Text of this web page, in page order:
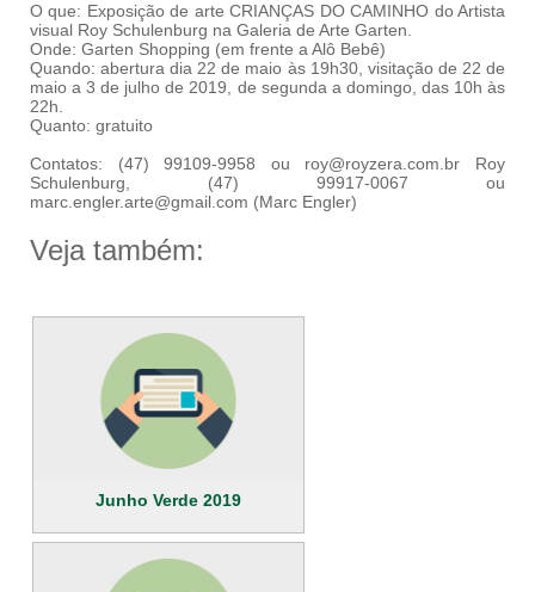
O que: Exposição de arte CRIANÇAS DO CAMINHO do Artista
visual Roy Schulenburg na Galeria de Arte Garten.
Onde: Garten Shopping (em frente a Alô Bebê)
Quando: abertura dia 22 de maio às 19h30, visitação de 22 de
maio a 3 de julho de 2019, de segunda a domingo, das 10h às
22h.
Quanto: gratuito
Contatos: (47) 99109-9958 ou roy@royzera.com.br Roy
Schulenburg, (47) 99917-0067 ou
marc.engler.arte@gmail.com (Marc Engler)
Veja também:
Junho Verde 2019